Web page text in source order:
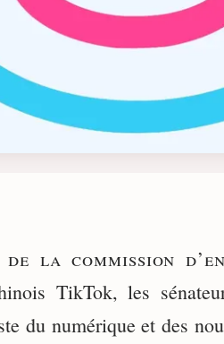
la commission
TikTok, les
du numérique et des